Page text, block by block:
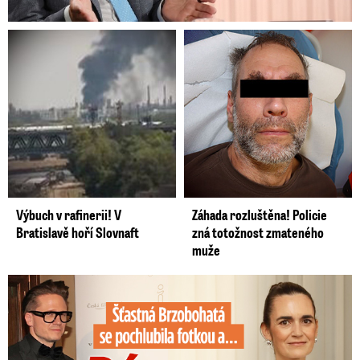
Výbuch v rafinerii! V
Bratislavě hoří Slovnaft
Záhada rozluštěna! Policie
zná totožnost zmateného
muže
Šťastná Brzobohatá se pochlubila fotkou: Rýpanec od Ondřeje